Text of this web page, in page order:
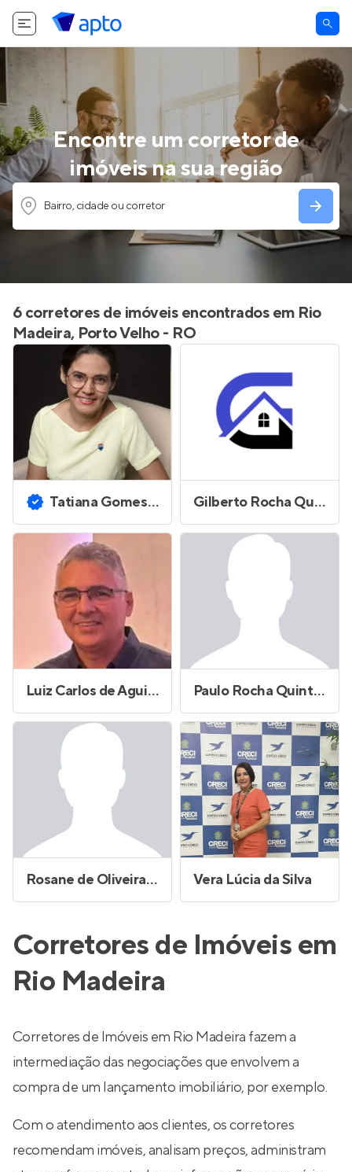
Encontre um corretor de
imóveis na sua região
Bairro, cidade ou corretor
6 corretores de imóveis encontrados em Rio
Madeira, Porto Velho - RO
Tatiana Gomes Teixeira Gilberto Rocha Quintiliano de Souza Filho
Luiz Carlos de Aguiar Paulo Rocha Quintiliano de Souza
Rosane de Oliveira Nascimento Vera Lúcia da Silva
Corretores de Imóveis em
Rio Madeira
Corretores de Imóveis em Rio Madeira fazem a
intermediação das negociações que envolvem a
compra de um lançamento imobiliário, por exemplo.
Com o atendimento aos clientes, os corretores
recomendam imóveis, analisam preços, administram